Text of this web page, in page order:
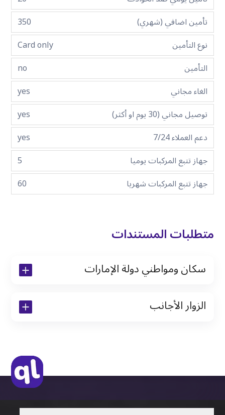
تأمين اضافي (شهري)
350
نوع التأمين
Card only
التأمين
no
الغاء مجاني
yes
توصيل مجاني (30 يوم او أكثر)
yes
دعم العملاء 7/24
yes
جهاز تتبع المركبات يوميا
5
جهاز تتبع المركبات شهريا
60
متطلبات المستندات
سكان ومواطني دولة الإمارات
نسخة من تأشيرة الاقامة
الزوار الأجانب